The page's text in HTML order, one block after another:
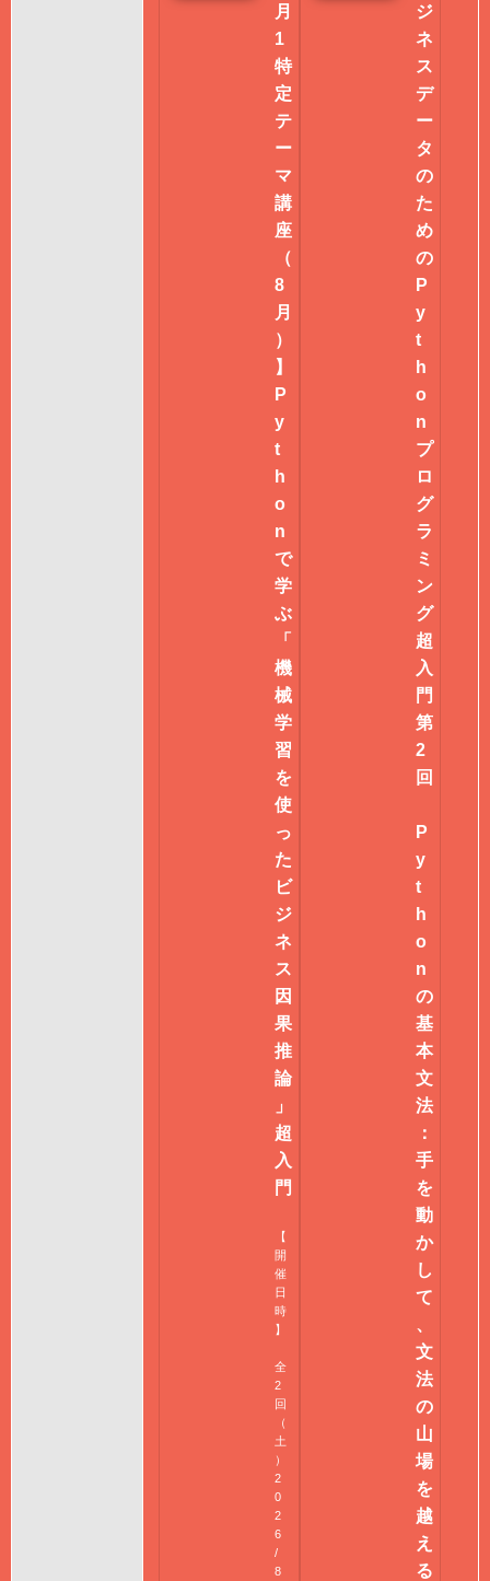
月
1
特
定
テ
ー
マ
講
座
（
8
月
）
】
P
y
t
h
o
n
で
学
ぶ
「
機
械
学
習
を
使
っ
た
ビ
ジ
ネ
ス
因
果
推
論
」
超
入
門
【
開
催
日
時
】
全
2
回
（
土
）
2
0
2
6
/
8
ジ
ネ
ス
デ
ー
タ
の
た
め
の
P
y
t
h
o
n
プ
ロ
グ
ラ
ミ
ン
グ
超
入
門
第
2
回
P
y
t
h
o
n
の
基
本
文
法
：
手
を
動
か
し
て
、
文
法
の
山
場
を
越
え
る